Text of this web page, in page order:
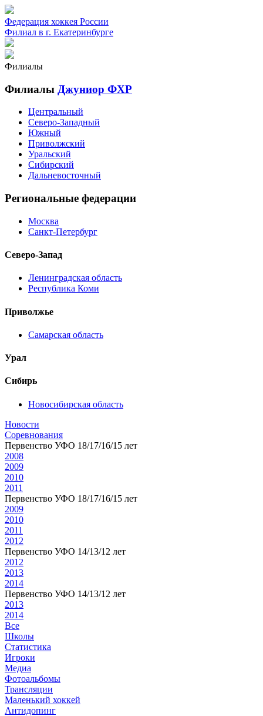
Федерация хоккея России
Филиал в г. Екатеринбурге
Филиалы
Филиалы Джуниор ФХР
Центральный
Северо-Западный
Южный
Приволжский
Уральский
Сибирский
Дальневосточный
Региональные федерации
Москва
Санкт-Петербург
Северо-Запад
Ленинградская область
Республика Коми
Приволжье
Самарская область
Урал
Сибирь
Новосибирская область
Новости
Соревнования
Первенство УФО 18/17/16/15 лет
2008
2009
2010
2011
Первенство УФО 18/17/16/15 лет
2009
2010
2011
2012
Первенство УФО 14/13/12 лет
2012
2013
2014
Первенство УФО 14/13/12 лет
2013
2014
Все
Школы
Статистика
Игроки
Медиа
Фотоальбомы
Трансляции
Маленький хоккей
Антидопинг